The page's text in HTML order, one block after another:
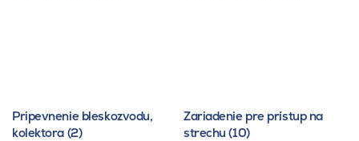
Pripevnenie bleskozvodu,
kolektora (2)
Zariadenie pre prístup na
strechu (10)